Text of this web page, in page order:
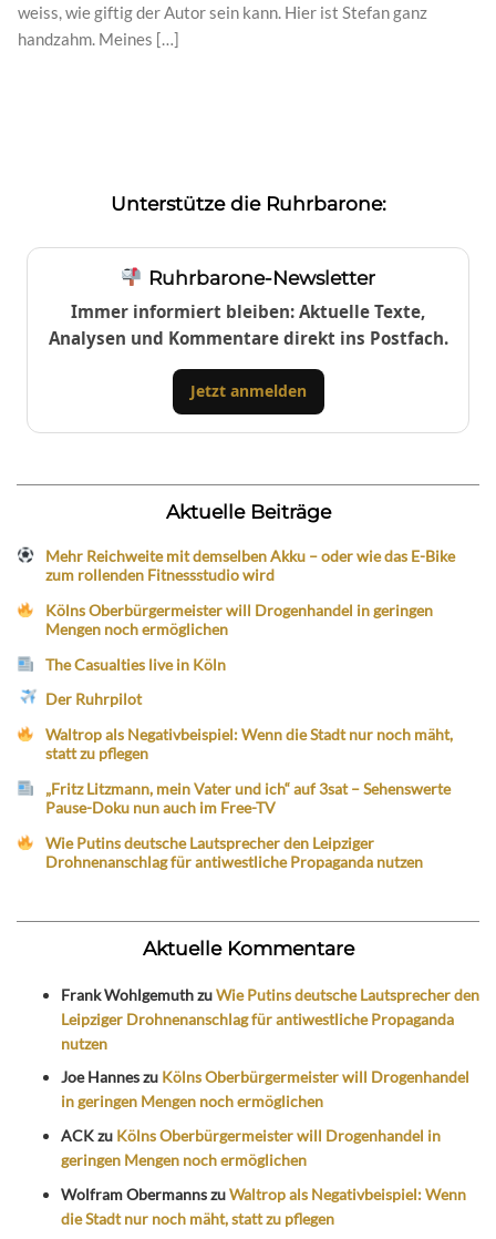
weiss, wie giftig der Autor sein kann. Hier ist Stefan ganz
handzahm. Meines […]
Unterstütze die Ruhrbarone:
Ruhrbarone-Newsletter
Immer informiert bleiben: Aktuelle Texte,
Analysen und Kommentare direkt ins Postfach.
Jetzt anmelden
Aktuelle Beiträge
Mehr Reichweite mit demselben Akku – oder wie das E-Bike
zum rollenden Fitnessstudio wird
Kölns Oberbürgermeister will Drogenhandel in geringen
Mengen noch ermöglichen
The Casualties live in Köln
Der Ruhrpilot
Waltrop als Negativbeispiel: Wenn die Stadt nur noch mäht,
statt zu pflegen
„Fritz Litzmann, mein Vater und ich“ auf 3sat – Sehenswerte
Pause-Doku nun auch im Free-TV
Wie Putins deutsche Lautsprecher den Leipziger
Drohnenanschlag für antiwestliche Propaganda nutzen
Aktuelle Kommentare
Frank WohlgemuthzuWie Putins deutsche Lautsprecher den
Leipziger Drohnenanschlag für antiwestliche Propaganda
nutzen
Joe Hanneszu Kölns Oberbürgermeister will Drogenhandel
in geringen Mengen noch ermöglichen
ACKzu Kölns Oberbürgermeister will Drogenhandel in
geringen Mengen noch ermöglichen
Wolfram ObermannszuWaltrop als Negativbeispiel: Wenn
die Stadt nur noch mäht, statt zu pflegen